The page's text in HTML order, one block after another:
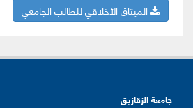
الميثاق الأخلاقي للطالب الجامعي
جامعة الزقازيق